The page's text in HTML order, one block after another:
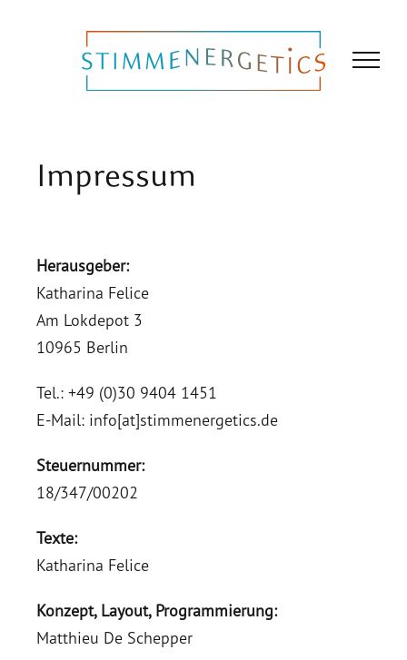
Impressum
Herausgeber:
Katharina Felice
Am Lokdepot 3
10965 Berlin
Tel.: +49 (0)30 9404 1451
E-Mail: info[at]stimmenergetics.de
Steuernummer:
18/347/00202
Texte:
Katharina Felice
Konzept, Layout, Programmierung:
Matthieu De Schepper